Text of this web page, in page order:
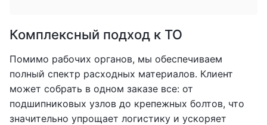
Комплексный подход к ТО
Помимо рабочих органов, мы обеспечиваем
полный спектр расходных материалов. Клиент
может собрать в одном заказе все: от
подшипниковых узлов до крепежных болтов, что
значительно упрощает логистику и ускоряет